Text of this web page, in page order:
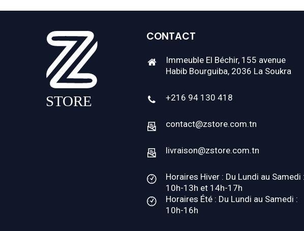
CONTACT
Immeuble El Béchir, 155 avenue
Habib Bourguiba, 2036 La Soukra
+216 94 130 418
contact@zstore.com.tn
livraison@zstore.com.tn
Horaires Hiver : Du Lundi au Samedi :
10h-13h et 14h-17h
Horaires Été : Du Lundi au Samedi :
10h-16h